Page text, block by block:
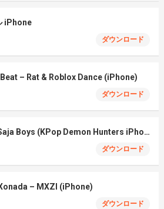
iPhone
ダウンロード
– Rat & Roblox Dance (iPhone)
ダウンロード
Your Idol – Saja Boys (KPop Demon Hunters iPhone)
ダウンロード
– MXZI (iPhone)
ダウンロード